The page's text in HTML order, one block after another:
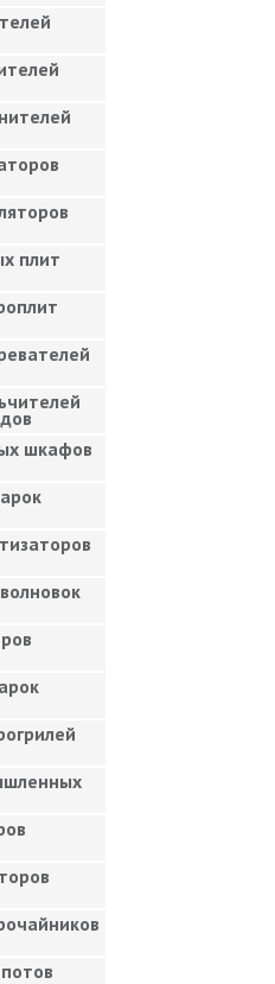
плит
шкафов